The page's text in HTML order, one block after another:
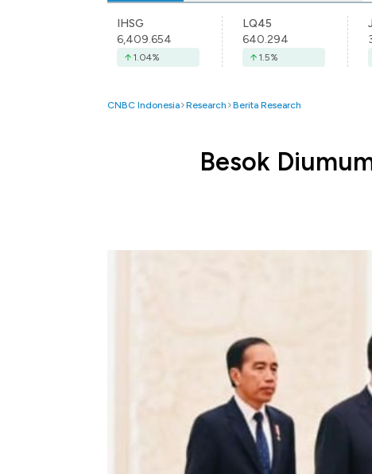
IHSG
6,409.654
1.04%
LQ45
640.294
1.5%
CNBC Indonesia Research Berita Research
Besok